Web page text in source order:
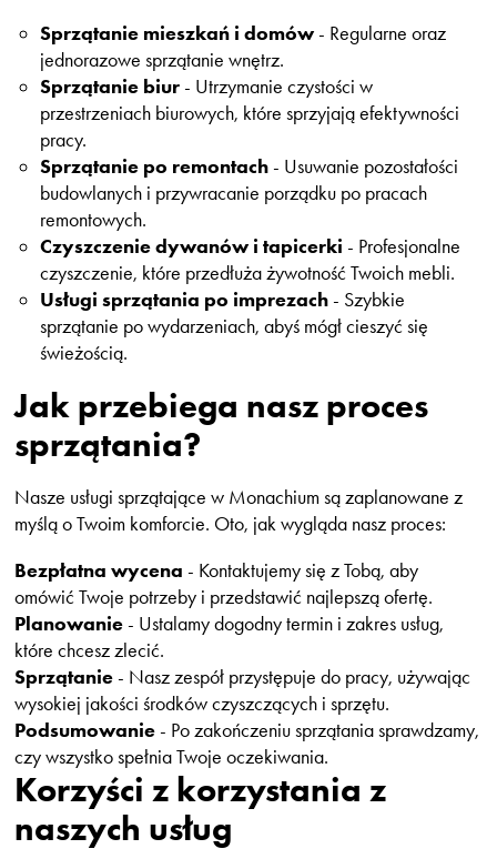
Sprzątanie mieszkań i domów- Regularne oraz
jednorazowe sprzątanie wnętrz.
Sprzątanie biur- Utrzymanie czystości w
przestrzeniach biurowych, które sprzyjają efektywności
pracy.
Sprzątanie po remontach- Usuwanie pozostałości
budowlanych i przywracanie porządku po pracach
remontowych.
Czyszczenie dywanów i tapicerki - Profesjonalne
czyszczenie, które przedłuża żywotność Twoich mebli.
Usługi sprzątania po imprezach- Szybkie
sprzątanie po wydarzeniach, abyś mógł cieszyć się
świeżością.
Jak przebiega nasz proces
sprzątania?
Nasze usługi sprzątające w Monachium są zaplanowane z
myślą o Twoim komforcie. Oto, jak wygląda nasz proces:
Bezpłatna wycena - Kontaktujemy się z Tobą, aby
omówić Twoje potrzeby i przedstawić najlepszą ofertę.
Planowanie- Ustalamy dogodny termin i zakres usług,
które chcesz zlecić.
Sprzątanie- Nasz zespół przystępuje do pracy, używając
wysokiej jakości środków czyszczących i sprzętu.
Podsumowanie- Po zakończeniu sprzątania sprawdzamy,
czy wszystko spełnia Twoje oczekiwania.
Korzyści z korzystania z
naszych usług